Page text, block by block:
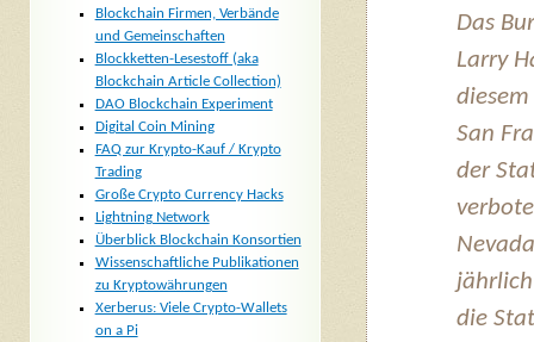
Das
Larry
San
der
die
Blockchain Firmen, Verbände
und Gemeinschaften
Blockketten-Lesestoff (aka
Blockchain Article Collection)
DAO Blockchain Experiment
Digital Coin Mining
FAQ zur Krypto-Kauf / Krypto
Trading
Große Crypto Currency Hacks
Lightning Network
Überblick Blockchain Konsortien
Wissenschaftliche Publikationen
zu Kryptowährungen
Xerberus: Viele Crypto-Wallets
on a Pi